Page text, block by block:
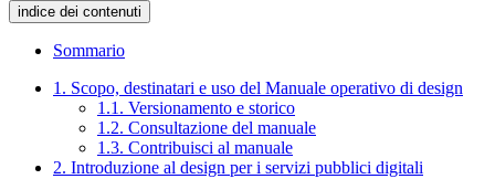
indice dei contenuti
Sommario
1. Scopo, destinatari e uso del Manuale operativo di design
1.1. Versionamento e storico
1.2. Consultazione del manuale
1.3. Contribuisci al manuale
2. Introduzione al design per i servizi pubblici digitali